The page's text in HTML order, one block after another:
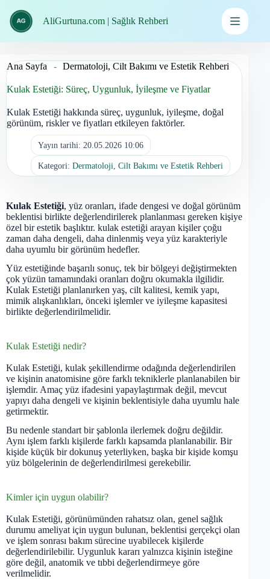
geç
AliGurtuna.com | Sağlık Rehberi
Ana Sayfa - Dermatoloji, Cilt Bakımı ve Estetik Rehberi
Kulak Estetiği: Süreç, Uygunluk, İyileşme ve Fiyatlar
Kulak Estetiği hakkında süreç, uygunluk, iyileşme, doğal
görünüm, riskler ve fiyatları etkileyen faktörler.
Yayın tarihi: 20.05.2026 10:06
Kategori: Dermatoloji, Cilt Bakımı ve Estetik Rehberi
Kulak Estetiği, yüz oranları, ifade dengesi ve doğal görünüm
beklentisi birlikte değerlendirilerek planlanması gereken kişiye
özel bir estetik başlıktır. kulak estetiği arayan kişiler çoğu
zaman daha dengeli, daha dinlenmiş veya yüz karakteriyle
daha uyumlu bir görünüm hedefler.
Yüz estetiğinde başarılı sonuç, tek bir bölgeyi değiştirmekten
çok yüzün tamamındaki oranları doğru okumakla ilgilidir.
Kulak Estetiği planlanırken yaş, cilt kalitesi, kemik yapı,
mimik alışkanlıkları, önceki işlemler ve iyileşme kapasitesi
birlikte değerlendirilmelidir.
Kulak Estetiği nedir?
Kulak Estetiği, kulak şekillendirme odağında değerlendirilen
ve kişinin anatomisine göre farklı tekniklerle planlanabilen bir
işlemdir. Amaç yüz ifadesini yapaylaştırmak değil, mevcut
yapıyı daha dengeli ve kişinin beklentisiyle daha uyumlu hale
getirmektir.
Bu nedenle standart bir şablonla ilerlemek doğru değildir.
Aynı işlem farklı kişilerde farklı kapsamda planlanabilir. Bir
kişide küçük bir dokunuş yeterliyken, başka bir kişide komşu
yüz bölgelerinin de değerlendirilmesi gerekebilir.
Kimler için uygun olabilir?
Kulak Estetiği, görünümünden rahatsız olan, genel sağlık
durumu ameliyat için uygun bulunan, beklentisi gerçekçi olan
ve işlem sonrası bakım sürecine uyabilecek kişilerde
değerlendirilebilir. Uygunluk kararı yalnızca kişinin isteğine
göre değil, anatomik ve tıbbi değerlendirmeye göre
verilmelidir.